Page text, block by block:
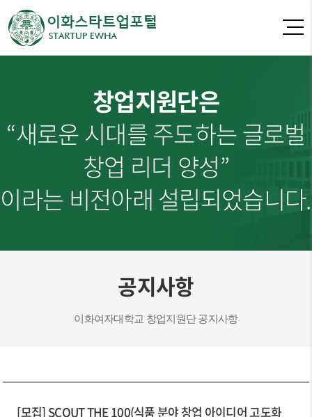
창업지원단은
“새로운 시대를 주도하는 글로벌
창업 리더 양성”
이라는 비전아래 설립되었습니다.
공지사항
이화여자대학교 창업지원단 공지사항
[모집] SCOUT THE 100(식품 분야 창업 아이디어 고도화